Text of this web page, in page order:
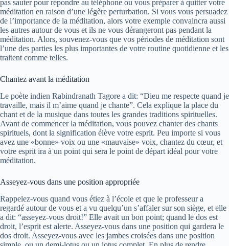
pas sauter pour répondre au téléphone ou vous préparer à quitter votre
méditation en raison d’une légère perturbation. Si vous vous persuadez
de l’importance de la méditation, alors votre exemple convaincra aussi
les autres autour de vous et ils ne vous dérangeront pas pendant la
méditation. Alors, souvenez-vous que vos périodes de méditation sont
l’une des parties les plus importantes de votre routine quotidienne et les
traitent comme telles.
Chantez avant la méditation
Le poète indien Rabindranath Tagore a dit: “Dieu me respecte quand je
travaille, mais il m’aime quand je chante”. Cela explique la place du
chant et de la musique dans toutes les grandes traditions spirituelles.
Avant de commencer la méditation, vous pouvez chanter des chants
spirituels, dont la signification élève votre esprit. Peu importe si vous
avez une «bonne» voix ou une «mauvaise» voix, chantez du cœur, et
votre esprit ira à un point qui sera le point de départ idéal pour votre
méditation.
Asseyez-vous dans une position appropriée
Rappelez-vous quand vous étiez à l’école et que le professeur a
regardé autour de vous et a vu quelqu’un s’affaler sur son siège, et elle
a dit: “asseyez-vous droit!” Elle avait un bon point; quand le dos est
droit, l’esprit est alerte. Asseyez-vous dans une position qui gardera le
dos droit. Asseyez-vous avec les jambes croisées dans une position